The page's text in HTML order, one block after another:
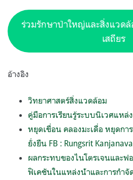
ร่วมรักษาป่าใหญ่และสิ่งแวด
เสถียร
อ้างอิง
วิทยาศาสตร์สิ่งแวดล้อม
คู่มือการเรียนรู้ระบบนิเวศแหล่
หยุดเขื่อน คลองมะเดื่อ หยุดก
ยั่งยืน FB : Rungsrit
ผลกระทบของไนโตรเจนและฟ
ฟิเคชันในแหล่งน้ําและการกําจั